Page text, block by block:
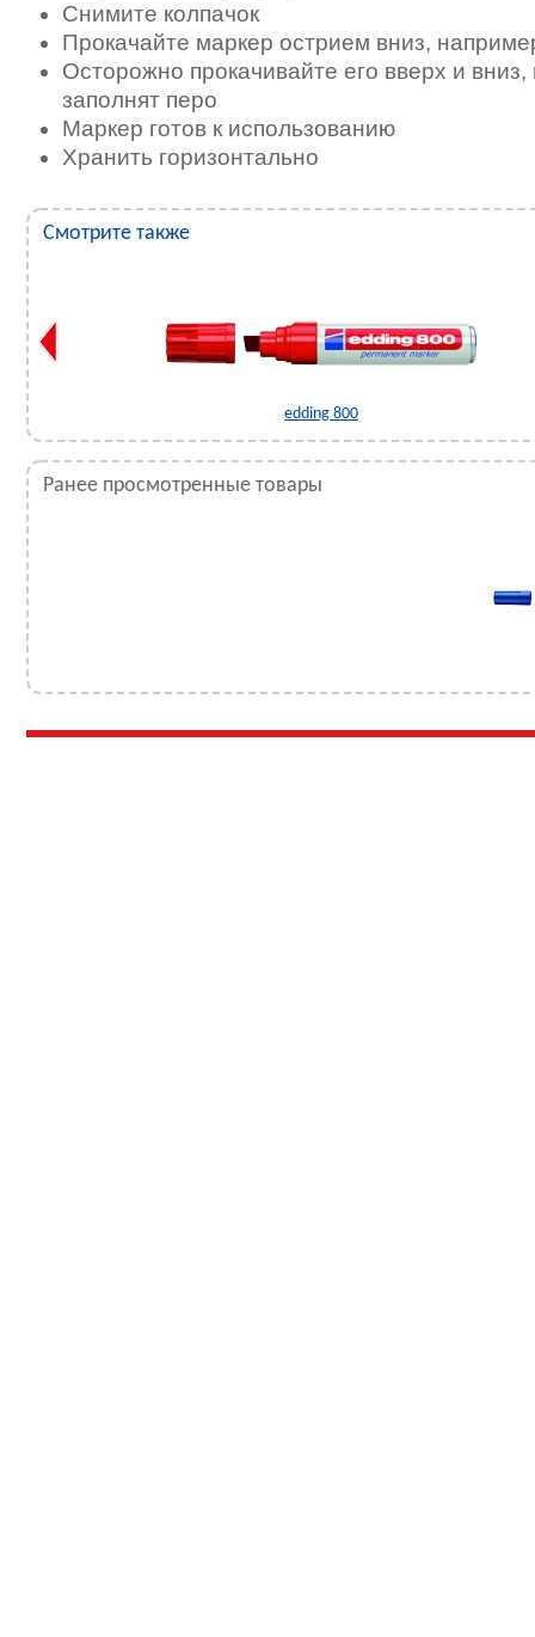
Снимите колпачок
Прокачайте маркер острием вниз,
Осторожно прокачивайте его вверх и
заполнят перо
Маркер готов к использованию
Хранить горизонтально
Смотрите также
edding 800
Ранее просмотренные товары